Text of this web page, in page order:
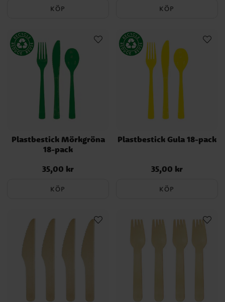
KÖP KÖP
Plastbestick Mörkgröna
18-pack
Pris:35,00 kr
35,00 kr
KÖP
Plastbestick Gula 18-pack
Pris:35,00 kr
35,00 kr
KÖP